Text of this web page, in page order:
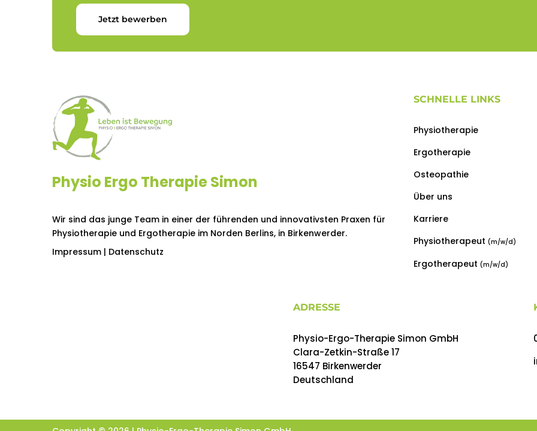
Jetzt bewerben
Physio Ergo Therapie Simon
Wir sind das junge Team in einer der führenden und innovativsten Praxen für
Physiotherapie und Ergotherapie im Norden Berlins, in Birkenwerder.
Impressum | Datenschutz
SCHNELLE LINKS
Physiotherapie
Ergotherapie
Osteopathie
Über uns
Karriere
Physiotherapeut (m/w/d)
Ergotherapeut (m/w/d)
ADRESSE
Physio-Ergo-Therapie Simon GmbH
Clara-Zetkin-Straße 17
16547 Birkenwerder
Deutschland